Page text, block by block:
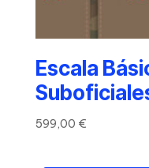
Escala
599,00 €